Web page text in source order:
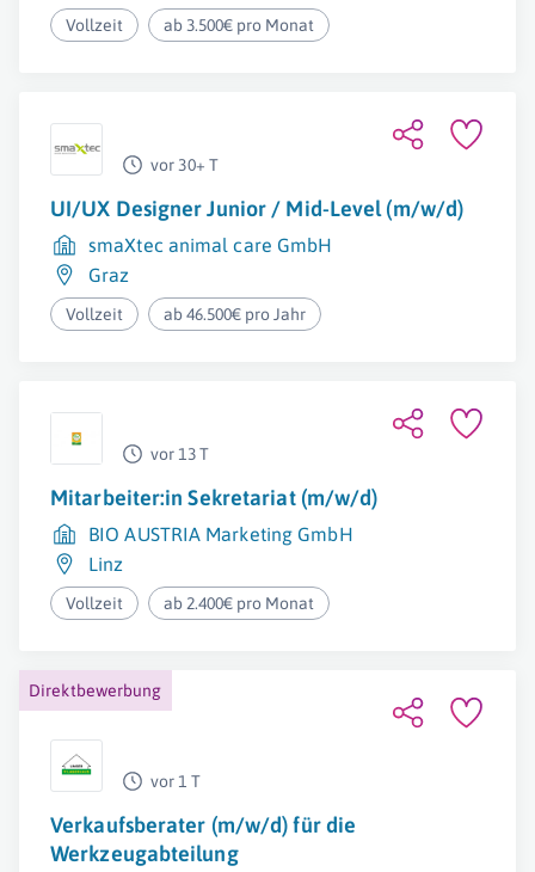
Vollzeit ab 3.500€ pro Monat
vor 30+ T
UI/UX Designer Junior / Mid-Level (m/w/d)
smaXtec animal care GmbH
Graz
Vollzeit ab 46.500€ pro Jahr
vor 13 T
Mitarbeiter:in Sekretariat (m/w/d)
BIO AUSTRIA Marketing GmbH
Linz
Vollzeit ab 2.400€ pro Monat
Direktbewerbung
vor 1 T
Verkaufsberater (m/w/d) für die
Werkzeugabteilung